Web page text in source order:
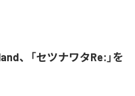
、「セツナワタRe:」を